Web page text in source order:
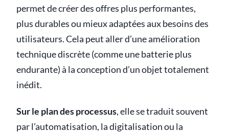
permet de créer des offres plus performantes,
plus durables ou mieux adaptées aux besoins des
utilisateurs. Cela peut aller d’une amélioration
technique discrète (comme une batterie plus
endurante) à la conception d’un objet totalement
inédit.
Sur le plan des processus, elle se traduit souvent
par l’automatisation, la digitalisation ou la